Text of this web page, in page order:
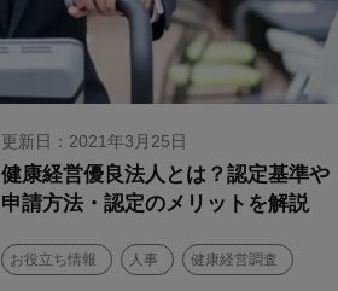
更新日：2021年3月25日
健康経営優良法人とは？認定基準や
申請方法・認定のメリットを解説
お役立ち情報 人事 健康経営調査